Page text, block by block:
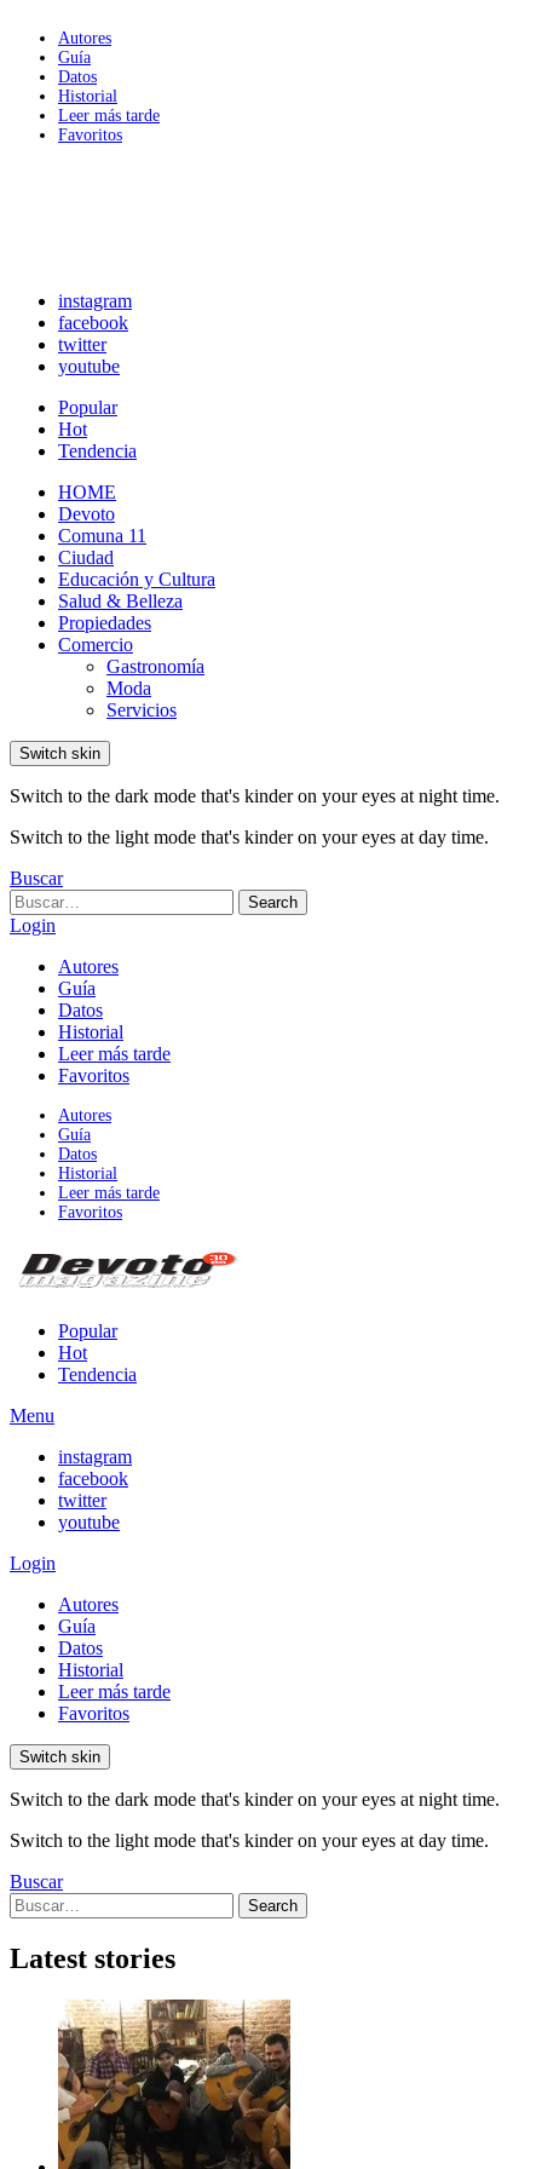
Autores
Guía
Datos
Historial
Leer más tarde
Favoritos
instagram
facebook
twitter
youtube
Popular
Hot
Tendencia
HOME
Devoto
Comuna 11
Ciudad
Educación y Cultura
Salud & Belleza
Propiedades
Comercio
Gastronomía
Moda
Servicios
Switch skin
Switch to the dark mode that's kinder on your eyes at night time.
Switch to the light mode that's kinder on your eyes at day time.
Buscar
Search
for:
Search
Login
Autores
Guía
Datos
Historial
Leer más tarde
Favoritos
Autores
Guía
Datos
Historial
Leer más tarde
Favoritos
Popular
Hot
Tendencia
Menu
instagram
facebook
twitter
youtube
Login
Autores
Guía
Datos
Historial
Leer más tarde
Favoritos
Switch skin
Switch to the dark mode that's kinder on your eyes at night time.
Switch to the light mode that's kinder on your eyes at day time.
Buscar
Search
for:
Search
Latest stories